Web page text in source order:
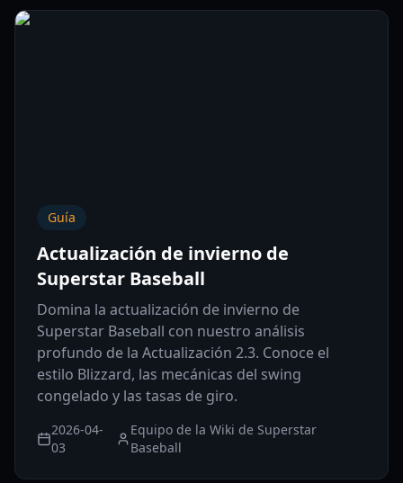
Guía
Actualización de invierno de
Superstar Baseball
Domina la actualización de invierno de
Superstar Baseball con nuestro análisis
profundo de la Actualización 2.3. Conoce el
estilo Blizzard, las mecánicas del swing
congelado y las tasas de giro.
2026-04-
03
Equipo de la Wiki de Superstar
Baseball